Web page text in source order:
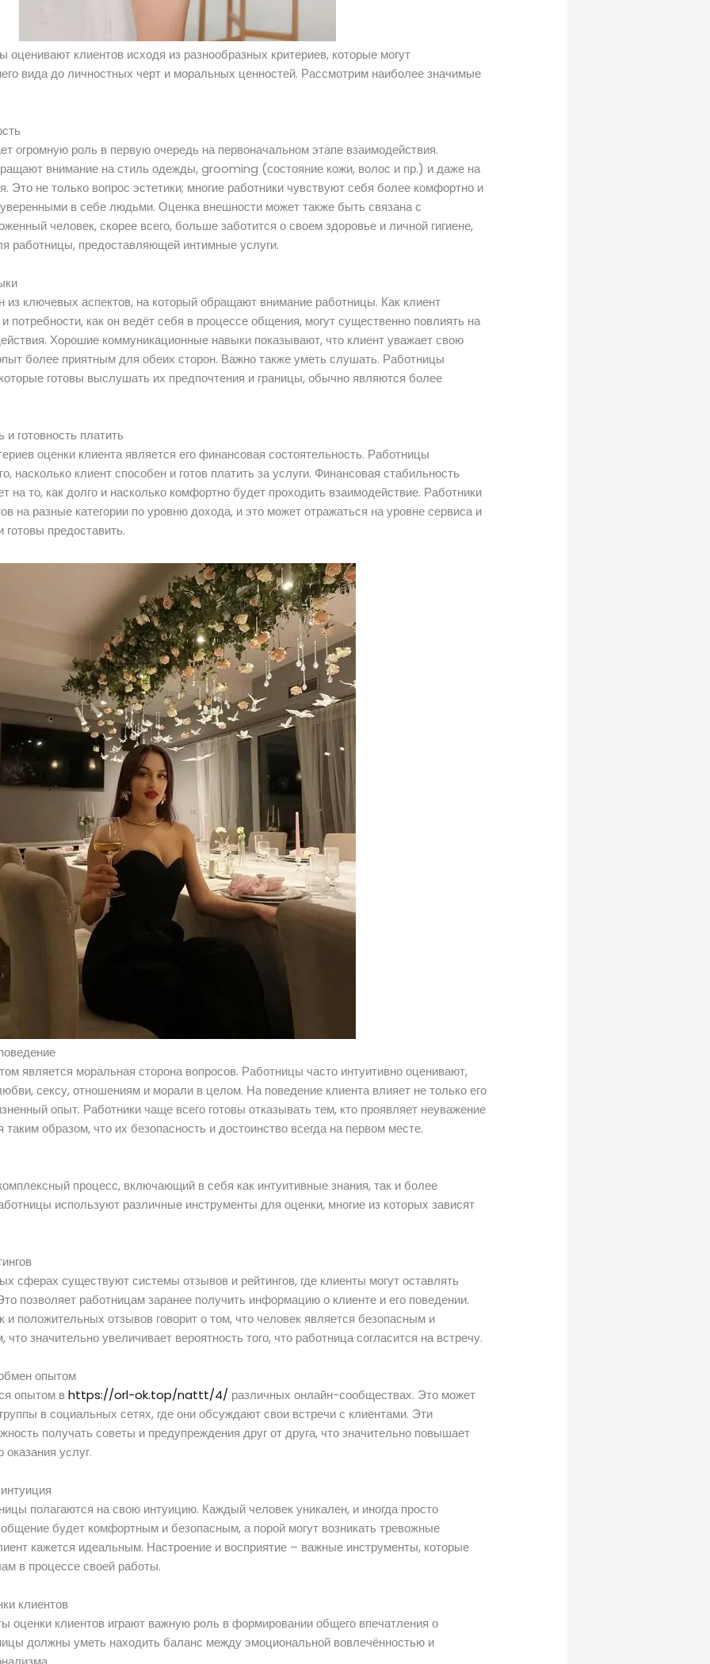
клиентов исходя из разнообразных критериев, которые могут
вида до личностных черт и моральных ценностей. Рассмотрим наиболее значимые
огромную роль в первую очередь на первоначальном этапе взаимодействия.
внимание на стиль одежды, grooming (состояние кожи, волос и пр.) и даже на
Это не только вопрос эстетики; многие работники чувствуют себя более комфортно и
в себе людьми. Оценка внешности может также быть связана с
человек, скорее всего, больше заботится о своем здоровье и личной гигиене,
работницы, предоставляющей интимные услуги.
ключевых аспектов, на который обращают внимание работницы. Как клиент
потребности, как он ведёт себя в процессе общения, могут существенно повлиять на
Хорошие коммуникационные навыки показывают, что клиент уважает свою
более приятным для обеих сторон. Важно также уметь слушать. Работницы
готовы выслушать их предпочтения и границы, обычно являются более
готовность платить
оценки клиента является его финансовая состоятельность. Работницы
насколько клиент способен и готов платить за услуги. Финансовая стабильность
на то, как долго и насколько комфортно будет проходить взаимодействие. Работники
на разные категории по уровню дохода, и это может отражаться на уровне сервиса и
готовы предоставить.
является моральная сторона вопросов. Работницы часто интуитивно оценивают,
сексу, отношениям и морали в целом. На поведение клиента влияет не только его
опыт. Работники чаще всего готовы отказывать тем, кто проявляет неуважение
таким образом, что их безопасность и достоинство всегда на первом месте.
процесс, включающий в себя как интуитивные знания, так и более
используют различные инструменты для оценки, многие из которых зависят
сферах существуют системы отзывов и рейтингов, где клиенты могут оставлять
позволяет работницам заранее получить информацию о клиенте и его поведении.
и положительных отзывов говорит о том, что человек является безопасным и
значительно увеличивает вероятность того, что работница согласится на встречу.
опытом
опытом вhttps://orl-ok.top/nattt/4/ различных онлайн-сообществах. Это может
в социальных сетях, где они обсуждают свои встречи с клиентами. Эти
получать советы и предупреждения друг от друга, что значительно повышает
оказания услуг.
полагаются на свою интуицию. Каждый человек уникален, и иногда просто
общение будет комфортным и безопасным, а порой могут возникать тревожные
кажется идеальным. Настроение и восприятие – важные инструменты, которые
в процессе своей работы.
клиентов
оценки клиентов играют важную роль в формировании общего впечатления о
должны уметь находить баланс между эмоциональной вовлечённостью и